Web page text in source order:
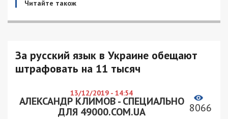
Читайте також
За русский язык в Украине обещают
штрафовать на 11 тысяч
13/12/2019 - 14:54
АЛЕКСАНДР КЛИМОВ - СПЕЦИАЛЬНО
ДЛЯ 49000.COM.UA
8066